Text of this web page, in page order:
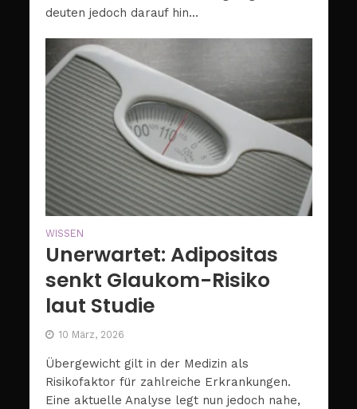
deuten jedoch darauf hin...
WISSEN
Unerwartet: Adipositas
senkt Glaukom-Risiko
laut Studie
10 März, 2026
Übergewicht gilt in der Medizin als
Risikofaktor für zahlreiche Erkrankungen.
Eine aktuelle Analyse legt nun jedoch nahe,